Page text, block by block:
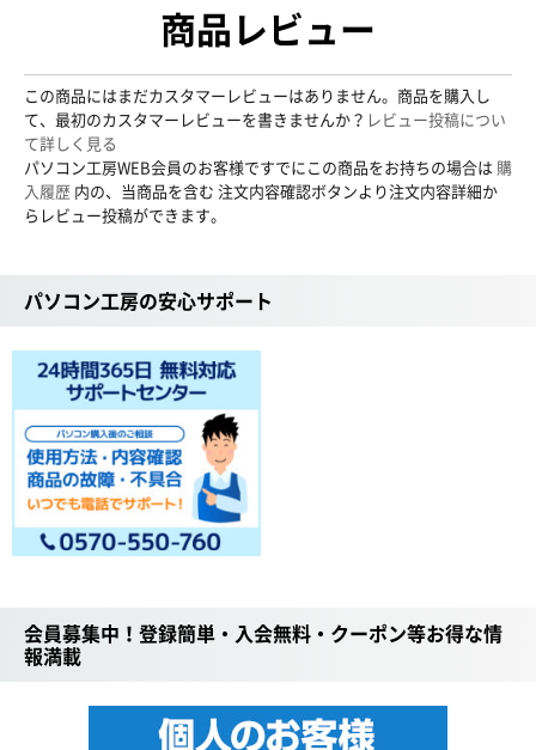
商品レビュー
この商品にはまだカスタマーレビューはありません。商品を購入し
て、最初のカスタマーレビューを書きませんか？ レビュー投稿につい
て詳しく見る
パソコン工房WEB会員のお客様ですでにこの商品をお持ちの場合は 購
入履歴 内の、当商品を含む 注文内容確認ボタンより注文内容詳細か
らレビュー投稿ができます。
パソコン工房の安心サポート
会員募集中！登録簡単・入会無料・クーポン等お得な情
報満載